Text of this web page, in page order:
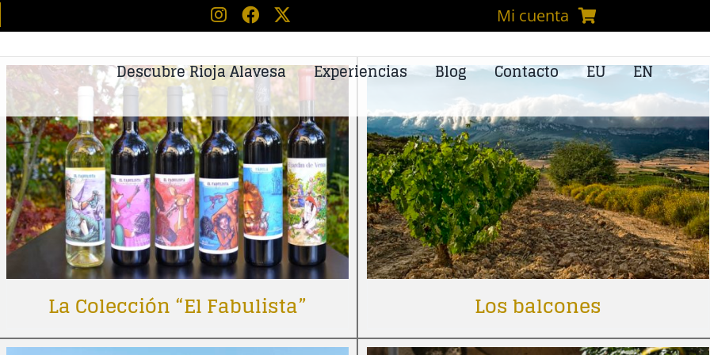
Mi cuenta
Descubre Rioja Alavesa Experiencias Blog Contacto EU EN
La Colección “El Fabulista” Los balcones